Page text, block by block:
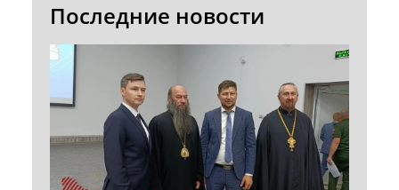
Последние новости